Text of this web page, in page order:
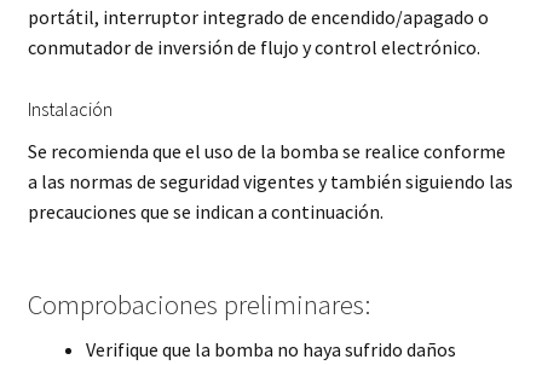
portátil, interruptor integrado de encendido/apagado o
conmutador de inversión de flujo y control electrónico.
Instalación
Se recomienda que el uso de la bomba se realice conforme
a las normas de seguridad vigentes y también siguiendo las
precauciones que se indican a continuación.
Comprobaciones preliminares:
Verifique que la bomba no haya sufrido daños